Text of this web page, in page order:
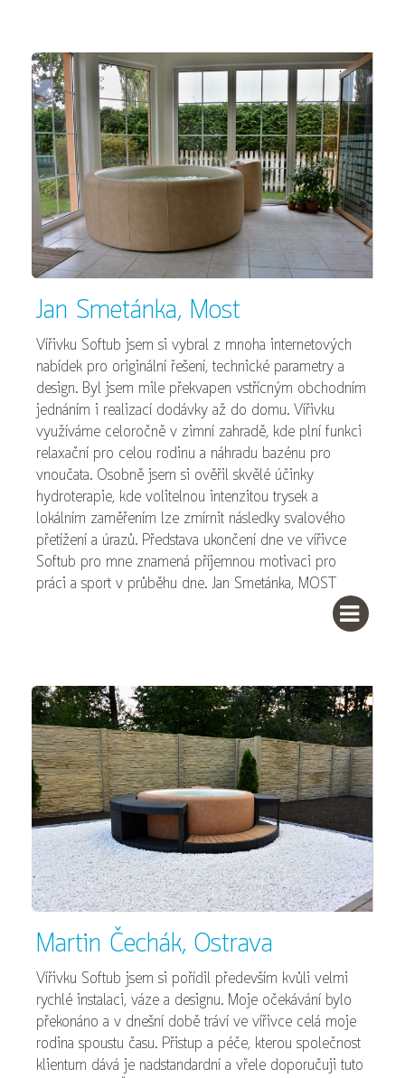
Jan Smetánka, Most
Vířivku Softub jsem si vybral z mnoha internetových
nabídek pro originální řešení, technické parametry a
design. Byl jsem mile překvapen vstřícným obchodním
jednáním i realizací dodávky až do domu. Vířivku
využíváme celoročně v zimní zahradě, kde plní funkci
relaxační pro celou rodinu a náhradu bazénu pro
vnoučata. Osobně jsem si ověřil skvělé účinky
hydroterapie, kde volitelnou intenzitou trysek a
lokálním zaměřením lze zmírnit následky svalového
přetížení a úrazů. Představa ukončení dne ve vířivce
Softub pro mne znamená příjemnou motivaci pro
práci a sport v průběhu dne. Jan Smetánka, MOST
Martin Čechák, Ostrava
Vířivku Softub jsem si pořídil především kvůli velmi
rychlé instalaci, váze a designu. Moje očekávání bylo
překonáno a v dnešní době tráví ve vířivce celá moje
rodina spoustu času. Přistup a péče, kterou společnost
klientum dává je nadstandardní a vřele doporučuji tuto